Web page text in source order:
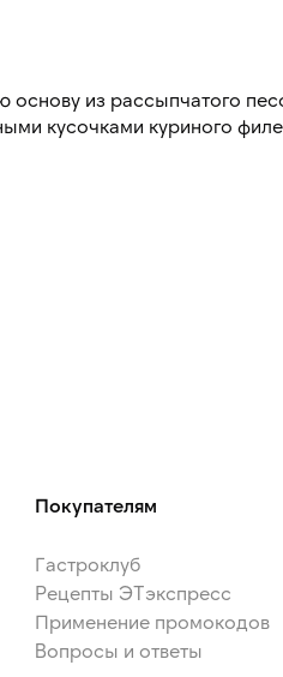
из рассыпчатого
кусочками куриного
Покупателям
Гастроклуб
Рецепты ЭТэкспресс
Применение промокодов
Вопросы и ответы